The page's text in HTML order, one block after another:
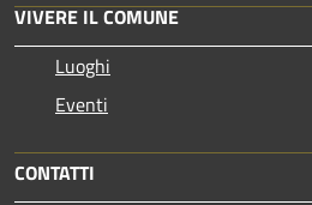
VIVERE IL COMUNE
Luoghi
Eventi
CONTATTI